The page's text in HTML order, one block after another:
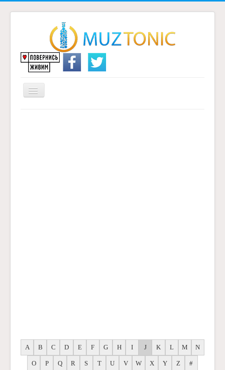
Перемикач
навігації
A B C D E F G H I J K L M N
O P Q R S T U V W X Y Z #